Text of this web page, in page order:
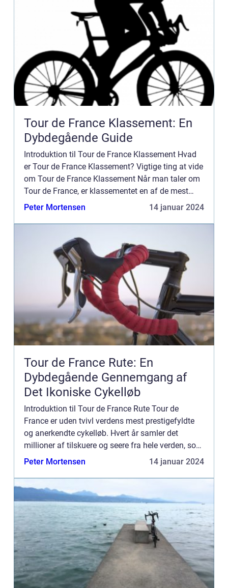
Tour de France Klassement: En
Dybdegående Guide
Introduktion til Tour de France Klassement Hvad
er Tour de France Klassement? Vigtige ting at vide
om Tour de France Klassement Når man taler om
Tour de France, er klassementet en af de mest
spændende og centrale elementer i løbet.
Peter Mortensen 14 januar 2024
Tour de France Rute: En
Dybdegående Gennemgang af
Det Ikoniske Cykelløb
Introduktion til Tour de France Rute Tour de
France er uden tvivl verdens mest prestigefyldte
og anerkendte cykelløb. Hvert år samler det
millioner af tilskuere og seere fra hele verden, som
følger med i spændingen og dramaet på ruterne
Peter Mortensen 14 januar 2024